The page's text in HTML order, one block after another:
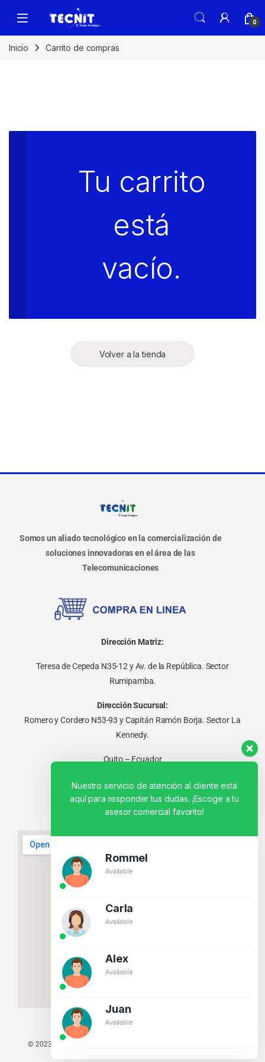
0
Inicio Carrito de compras
Tu carrito
está
vacío.
Volver a la tienda
Somos un aliado tecnológico en la comercialización de
soluciones innovadoras en el área de las
Telecomunicaciones
Dirección Matriz:
Teresa de Cepeda N35-12 y Av. de la República. Sector
Rumipamba.
Dirección Sucursal:
Romero y Cordero N53-93 y Capitán Ramón Borja. Sector La
Kennedy.
Quito – Ecuador
© 2023 TODOS LOS DERECHOS RESERVADOS - TECNIT TU TIENDA
Nuestro servicio de atención al cliente está
aquí para responder tus dudas. ¡Escoge a tu
asesor comercial favorito!
Rommel
Available
Carla
Available
Alex
Available
Juan
Available